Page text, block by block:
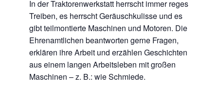
In der Traktorenwerkstatt herrscht immer reges
Treiben, es herrscht Geräuschkulisse und es
gibt teilmontierte Maschinen und Motoren. Die
Ehrenamtlichen beantworten gerne Fragen,
erklären ihre Arbeit und erzählen Geschichten
aus einem langen Arbeitsleben mit großen
Maschinen – z. B.: wie Schmiede.